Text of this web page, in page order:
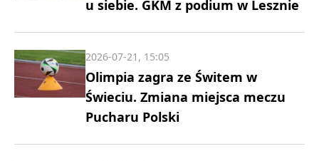
u siebie. GKM z podium w Lesznie
Olimpia zagra ze Świtem w
Świeciu. Zmiana miejsca meczu
Pucharu Polski
2026-07-21, 15:05